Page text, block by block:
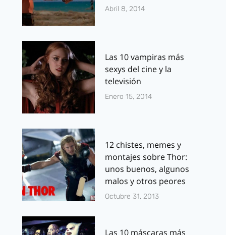
Abril 8, 2014
Las 10 vampiras más
sexys del cine y la
televisión
Enero 15, 2014
12 chistes, memes y
montajes sobre Thor:
unos buenos, algunos
malos y otros peores
Octubre 31, 2013
Las 10 máscaras más